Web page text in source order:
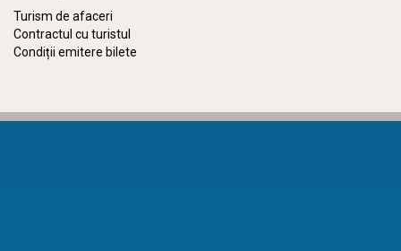
Turism de afaceri
Contractul cu turistul
Condiții emitere bilete